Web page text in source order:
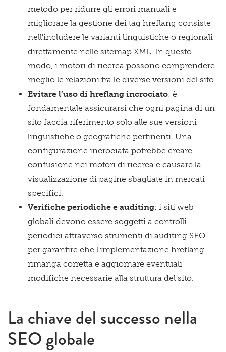
metodo per ridurre gli errori manuali e
migliorare la gestione dei tag hreflang consiste
nell'includere le varianti linguistiche o regionali
direttamente nelle sitemap XML. In questo
modo, i motori di ricerca possono comprendere
meglio le relazioni tra le diverse versioni del sito.
Evitare l’uso di hreflang incrociato: è
fondamentale assicurarsi che ogni pagina di un
sito faccia riferimento solo alle sue versioni
linguistiche o geografiche pertinenti. Una
configurazione incrociata potrebbe creare
confusione nei motori di ricerca e causare la
visualizzazione di pagine sbagliate in mercati
specifici.
Verifiche periodiche e auditing: i siti web
globali devono essere soggetti a controlli
periodici attraverso strumenti di auditing SEO
per garantire che l'implementazione hreflang
rimanga corretta e aggiornare eventuali
modifiche necessarie alla struttura del sito.
La chiave del successo nella
SEO globale